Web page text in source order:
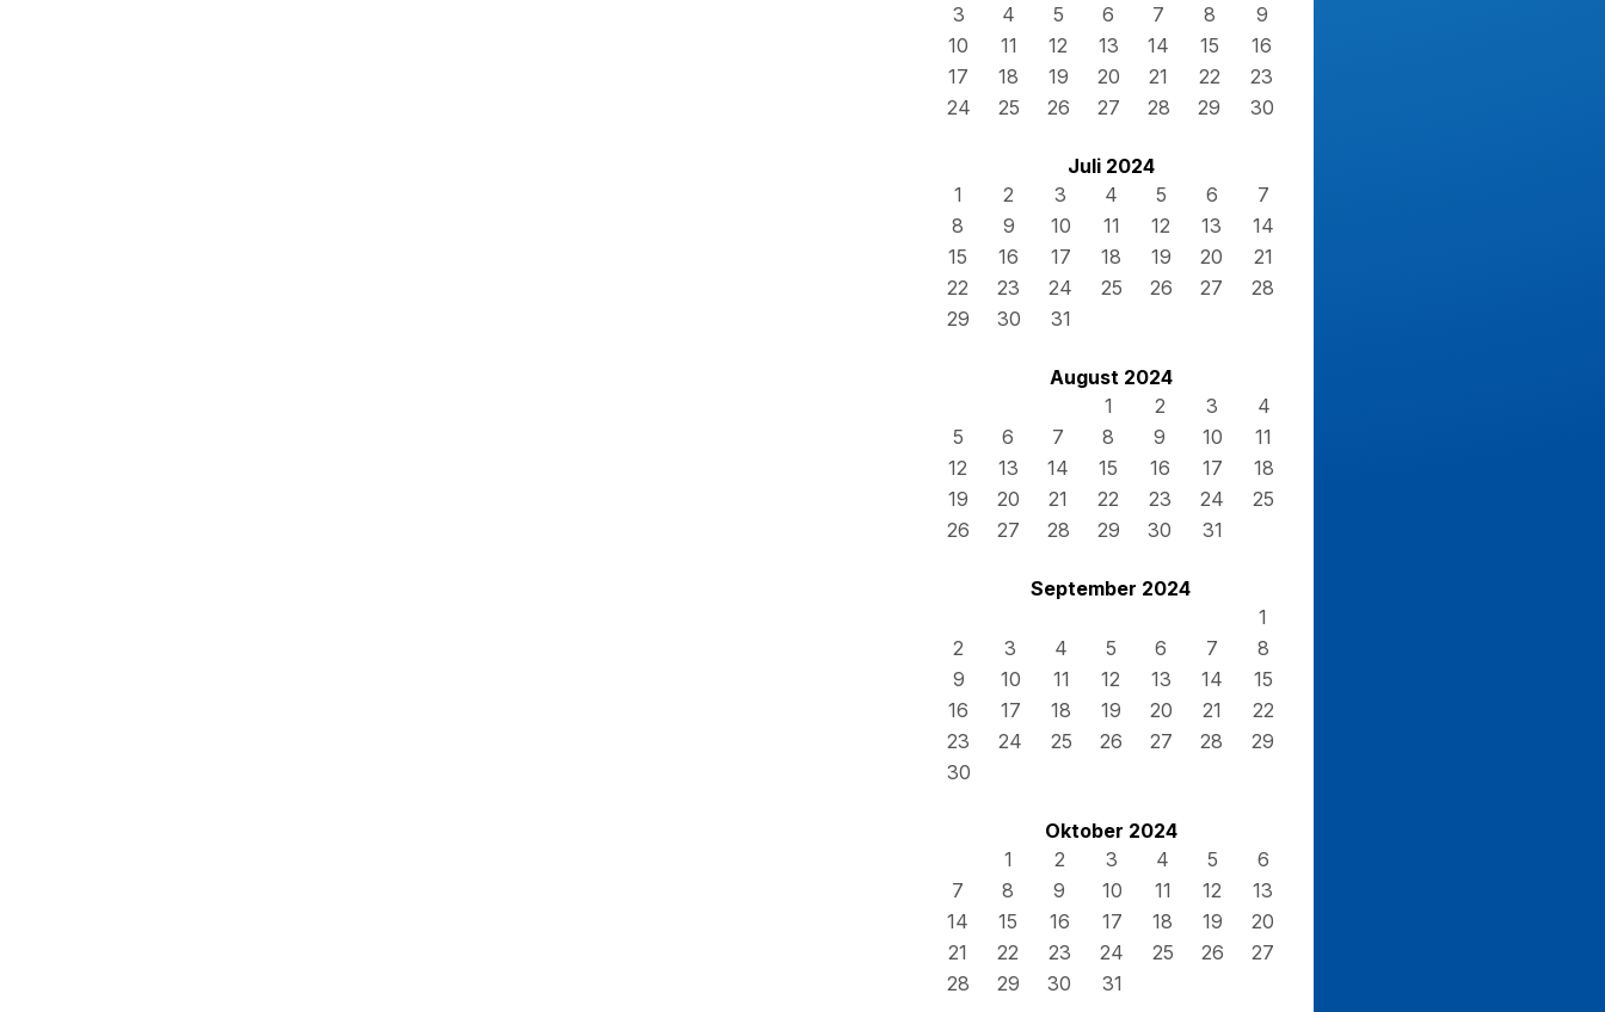
3
4 5 6 7 8
9
10
11 12 13 14 15
16
17
18 19 20 21 22
23
24
25 26 27 28 29 30
Juli 2024
1
2 3 4 5 6
7
8
9 10 11 12 13
14
15
16 17 18 19 20
21
22
23 24 25 26 27
28
29
30 31
August 2024
1
2 3
4
5
6 7 8 9 10
11
12
13 14 15 16 17
18
19
20 21 22 23 24
25
26
27 28 29 30 31
September 2024
1
2
3 4 5 6 7
8
9
10 11 12 13 14
15
16
17 18 19 20 21
22
23
24 25 26 27 28
29
30
Oktober 2024
1
2 3 4 5
6
7
8 9 10 11 12
13
14
15 16 17 18 19
20
21
22 23 24 25 26
27
28
29 30 31